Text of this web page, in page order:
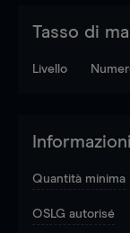
Tasso di
Livello
Quantità minima
OSLG autorisé